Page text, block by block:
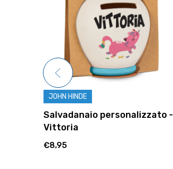
JOHN HINDE
Salvadanaio personalizzato -
Vittoria
€8,95